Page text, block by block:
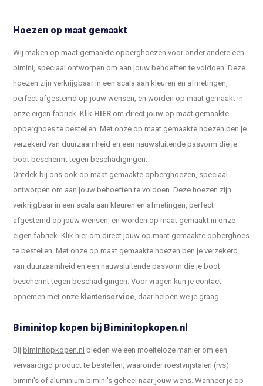
Hoezen op maat gemaakt
Wij maken op maat gemaakte opberghoezen voor onder andere een
bimini, speciaal ontworpen om aan jouw behoeften te voldoen. Deze
hoezen zijn verkrijgbaar in een scala aan kleuren en afmetingen,
perfect afgestemd op jouw wensen, en worden op maat gemaakt in
onze eigen fabriek. Klik HIER om direct jouw op maat gemaakte
opberghoes te bestellen. Met onze op maat gemaakte hoezen ben je
verzekerd van duurzaamheid en een nauwsluitende pasvorm die je
boot beschermt tegen beschadigingen.
Ontdek bij ons ook op maat gemaakte opberghoezen, speciaal
ontworpen om aan jouw behoeften te voldoen. Deze hoezen zijn
verkrijgbaar in een scala aan kleuren en afmetingen, perfect
afgestemd op jouw wensen, en worden op maat gemaakt in onze
eigen fabriek. Klik hier om direct jouw op maat gemaakte opberghoes
te bestellen. Met onze op maat gemaakte hoezen ben je verzekerd
van duurzaamheid en een nauwsluitende pasvorm die je boot
beschermt tegen beschadigingen. Voor vragen kun je contact
opnemen met onze klantenservice, daar helpen we je graag.
Biminitop kopen bij Biminitopkopen.nl
Bij biminitopkopen.nl bieden we een moeiteloze manier om een
vervaardigd product te bestellen, waaronderroestvrijstalen (rvs)
bimini's of aluminium bimini's geheel naar jouw wens. Wanneer je op